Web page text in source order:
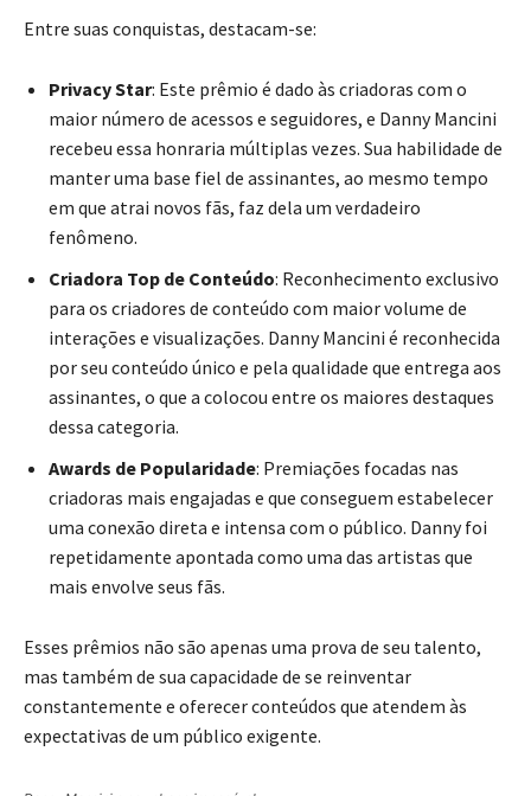
Entre suas conquistas, destacam-se:
Privacy Star: Este prêmio é dado às criadoras com o
maior número de acessos e seguidores, e Danny Mancini
recebeu essa honraria múltiplas vezes. Sua habilidade de
manter uma base fiel de assinantes, ao mesmo tempo
em que atrai novos fãs, faz dela um verdadeiro
fenômeno.
Criadora Top de Conteúdo: Reconhecimento exclusivo
para os criadores de conteúdo com maior volume de
interações e visualizações. Danny Mancini é reconhecida
por seu conteúdo único e pela qualidade que entrega aos
assinantes, o que a colocou entre os maiores destaques
dessa categoria.
Awards de Popularidade: Premiações focadas nas
criadoras mais engajadas e que conseguem estabelecer
uma conexão direta e intensa com o público. Danny foi
repetidamente apontada como uma das artistas que
mais envolve seus fãs.
Esses prêmios não são apenas uma prova de seu talento,
mas também de sua capacidade de se reinventar
constantemente e oferecer conteúdos que atendem às
expectativas de um público exigente.